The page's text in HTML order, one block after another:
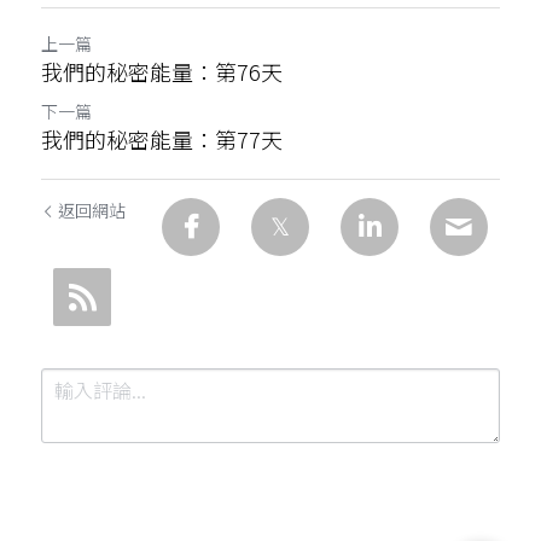
上一篇
我們的秘密能量：第76天
下一篇
我們的秘密能量：第77天
返回網站